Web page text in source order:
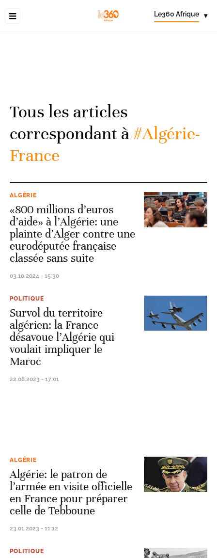
Le360 Afrique ▾
Tous les articles
correspondant à#Algérie-
France
ALGÉRIE
«800 millions d’euros
d’aide» à l’Algérie: une
plainte d’Alger contre une
eurodéputée française
classée sans suite
03.10.2024 - 15:30
POLITIQUE
Survol du territoire
algérien: la France
désavoue l’Algérie qui
voulait impliquer le
Maroc
22.08.2023 - 17:01
ALGÉRIE
Algérie: le patron de
l’armée en visite officielle
en France pour préparer
celle de Tebboune
23.01.2023 - 11:12
POLITIQUE